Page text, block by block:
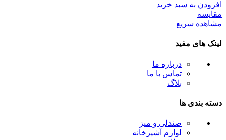
افزودن به سبد خرید
مقایسه
مشاهده سریع
لینک های مفید
درباره ما
تماس با ما
بلاگ
دسته بندی ها
صندلی و میز
لوازم آشپزخانه